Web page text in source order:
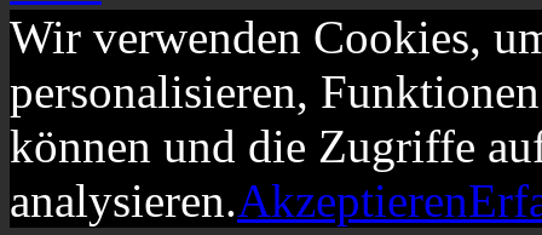
Wir verwenden Cookies,
personalisieren,
können und die Zugriffe
analysieren.Akzeptieren